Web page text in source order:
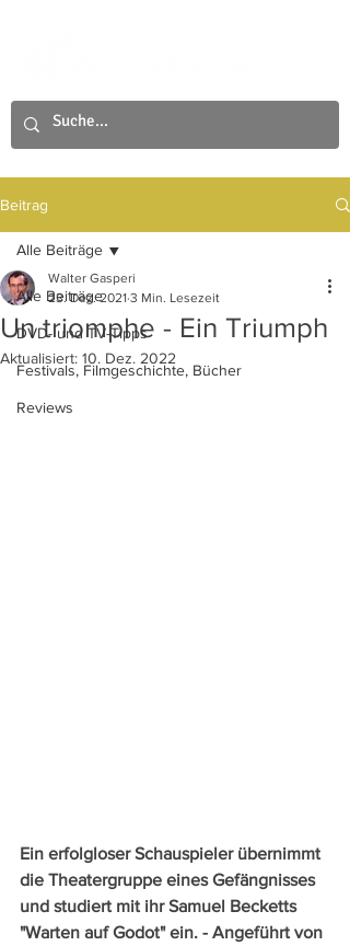
Beitrag
Alle Beiträge
DVD- und TV-Tipps
Festivals, Filmgeschichte, Bücher
Reviews
Alle Beiträge
Un triomphe - Ein Triumph
Walter Gasperi
23. Dez. 2021 3 Min. Lesezeit
Aktualisiert: 10. Dez. 2022
Ein erfolgloser Schauspieler übernimmt
die Theatergruppe eines Gefängnisses
und studiert mit ihr Samuel Becketts
"Warten auf Godot" ein. - Angeführt von